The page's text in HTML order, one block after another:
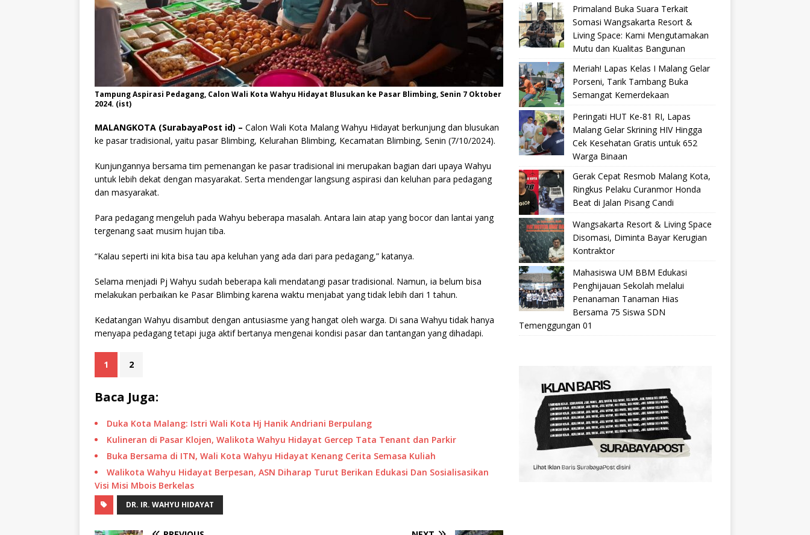
Tampung Aspirasi Pedagang, Calon Wali Kota Wahyu Hidayat Blusukan ke Pasar Blimbing, Senin 7 Oktober
2024. (ist)
MALANGKOTA (SurabayaPost id) – Calon Wali Kota Malang Wahyu Hidayat berkunjung dan blusukan
ke pasar tradisional, yaitu pasar Blimbing, Kelurahan Blimbing, Kecamatan Blimbing, Senin (7/10/2024).
Kunjungannya bersama tim pemenangan ke pasar tradisional ini merupakan bagian dari upaya Wahyu
untuk lebih dekat dengan masyarakat. Serta mendengar langsung aspirasi dan keluhan para pedagang
dan masyarakat.
Para pedagang mengeluh pada Wahyu beberapa masalah. Antara lain atap yang bocor dan lantai yang
tergenang saat musim hujan tiba.
“Kalau seperti ini kita bisa tau apa keluhan yang ada dari para pedagang,” katanya.
Selama menjadi Pj Wahyu sudah beberapa kali mendatangi pasar tradisional. Namun, ia belum bisa
melakukan perbaikan ke Pasar Blimbing karena waktu menjabat yang tidak lebih dari 1 tahun.
Kedatangan Wahyu disambut dengan antusiasme yang hangat oleh warga. Di sana Wahyu tidak hanya
menyapa pedagang tetapi juga aktif bertanya mengenai kondisi pasar dan tantangan yang dihadapi.
1 2
Baca Juga:
Duka Kota Malang: Istri Wali Kota Hj Hanik Andriani Berpulang
Kulineran di Pasar Klojen, Walikota Wahyu Hidayat Gercep Tata Tenant dan Parkir
Buka Bersama di ITN, Wali Kota Wahyu Hidayat Kenang Cerita Semasa Kuliah
Walikota Wahyu Hidayat Berpesan, ASN Diharap Turut Berikan Edukasi Dan Sosialisasikan
Visi Misi Mbois Berkelas
DR. IR. WAHYU HIDAYAT
Primaland Buka Suara Terkait
Somasi Wangsakarta Resort &
Living Space: Kami Mengutamakan
Mutu dan Kualitas Bangunan
Meriah! Lapas Kelas I Malang Gelar
Porseni, Tarik Tambang Buka
Semangat Kemerdekaan
Peringati HUT Ke-81 RI, Lapas
Malang Gelar Skrining HIV Hingga
Cek Kesehatan Gratis untuk 652
Warga Binaan
Gerak Cepat Resmob Malang Kota,
Ringkus Pelaku Curanmor Honda
Beat di Jalan Pisang Candi
Wangsakarta Resort & Living Space
Disomasi, Diminta Bayar Kerugian
Kontraktor
Mahasiswa UM BBM Edukasi
Penghijauan Sekolah melalui
Penanaman Tanaman Hias
Bersama 75 Siswa SDN
Temenggungan 01